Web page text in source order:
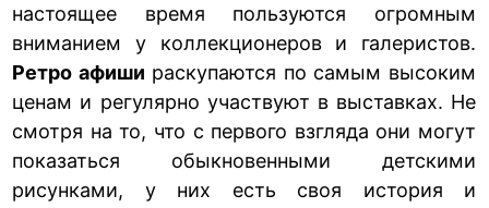
настоящее время пользуются огромным
вниманием у коллекционеров и галеристов.
Ретро афиши раскупаются по самым высоким
ценам и регулярно участвуют в выставках. Не
смотря на то, что с первого взгляда они могут
показаться обыкновенными детскими
рисунками, у них есть своя история и